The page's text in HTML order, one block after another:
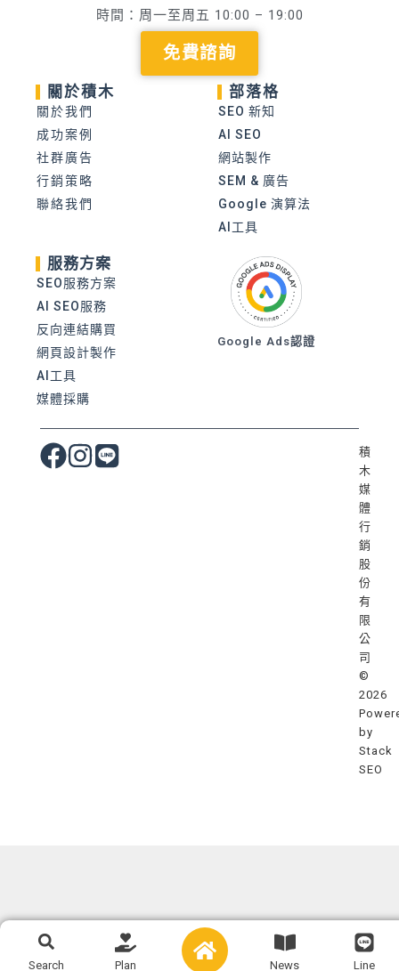
時間：周一至周五 10:00 – 19:00
免費諮詢
關於積木
關於我們
成功案例
社群廣告
行銷策略
聯絡我們
部落格
SEO 新知
AI SEO
網站製作
SEM & 廣告
Google 演算法
AI工具
服務方案
SEO服務方案
AI SEO服務
反向連結購買
網頁設計製作
AI工具
媒體採購
Google Ads認證
積
木
媒
體
行
銷
股
份
有
限
公
司
©
2026
by
Stack
SEO
Search
Search Plan News Line